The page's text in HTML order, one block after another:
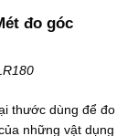
đo góc
thước dùng để đo
những vật dụng